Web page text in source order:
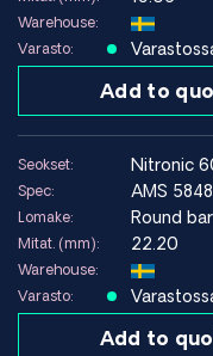
Hyvä sitkeys ja
Rajoitukset
Heikompi
nikkeliseoksilla
Voi olla vaativampi
teräs
Tyypillisiä
Venttiilit ja pumput
Tiivisteet, akselit ja
Warehouse:
Varasto:
Add to
Seokset: nitronic
Spec: AMS 5848
Lomake: Round bar
Mitat. (mm): 22.20
Warehouse:
Varasto:
Add to